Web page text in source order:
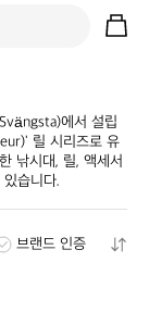
에서 설립
릴 시리즈로 유
낚시대, 릴, 액세서
습니다.
브랜드 인증